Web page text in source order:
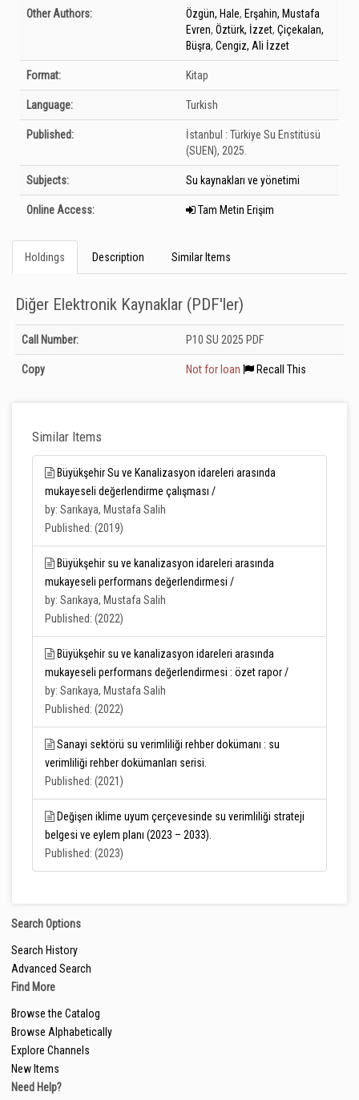
Bibliographic Details
Other Authors: Özgün, Hale, Erşahin, Mustafa
Evren, Öztürk, İzzet, Çiçekalan,
Büşra, Cengiz, Ali İzzet
Format: Kitap
Language: Turkish
Published: İstanbul : Türkiye Su Enstitüsü
(SUEN), 2025.
Subjects: Su kaynakları ve yönetimi
Online Access: Tam Metin Erişim
Holdings Description Similar Items
Diğer Elektronik Kaynaklar (PDF'ler)
Holdings details from Diğer Elektronik Kaynaklar (PDF&#039;ler): Unknown
Call Number: P10 SU 2025 PDF
Copy Not for loan Recall This
Similar Items
Büyükşehir Su ve Kanalizasyon idareleri arasında
mukayeseli değerlendirme çalışması /
by: Sarıkaya, Mustafa Salih
Published: (2019)
Büyükşehir su ve kanalizasyon idareleri arasında
mukayeseli performans değerlendirmesi /
by: Sarıkaya, Mustafa Salih
Published: (2022)
Büyükşehir su ve kanalizasyon idareleri arasında
mukayeseli performans değerlendirmesi : özet rapor /
by: Sarıkaya, Mustafa Salih
Published: (2022)
Sanayi sektörü su verimliliği rehber dokümanı : su
verimliliği rehber dokümanları serisi.
Published: (2021)
Değişen iklime uyum çerçevesinde su verimliliği strateji
belgesi ve eylem planı (2023 – 2033).
Published: (2023)
Search Options
Search History
Advanced Search
Find More
Browse the Catalog
Browse Alphabetically
Explore Channels
New Items
Need Help?